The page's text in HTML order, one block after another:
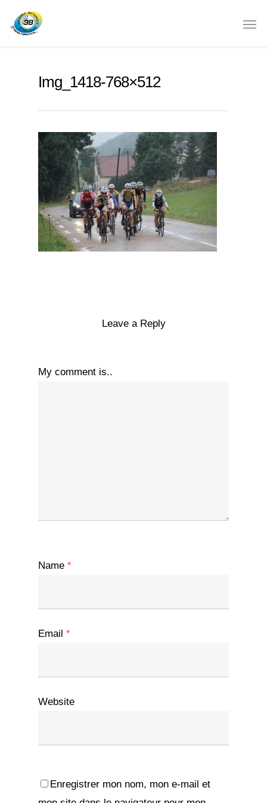
Img_1418-768×512
Leave a Reply
My comment is..
Name *
Email *
Website
Enregistrer mon nom, mon e-mail et